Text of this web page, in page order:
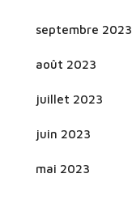
septembre 2023
août 2023
juillet 2023
juin 2023
mai 2023